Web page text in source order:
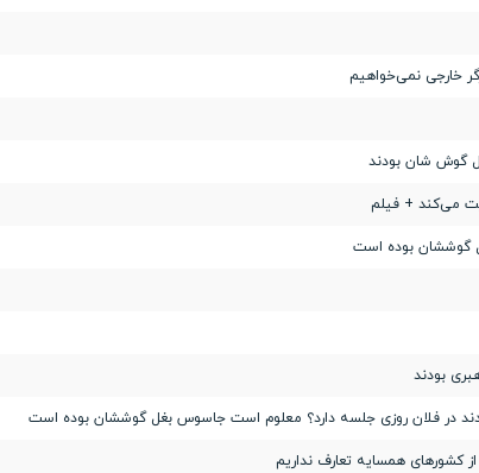
خارجی نمی‌خواهیم
گوش شان بودند
می‌کند + فیلم
گوششان بوده است
بودند
در فلان روزی جلسه دارد؟ معلوم است جاسوس بغل گوششان بوده است
همسایه تعارف نداریم